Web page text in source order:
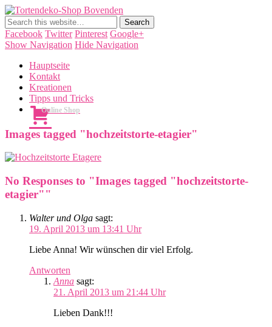
Tortendekorationen, Cake Pops, Macarons, Back-Workshops
Facebook Twitter Pinterest Google+
Show Navigation Hide Navigation
Hauptseite
Kontakt
Kreationen
Tipps und Tricks
Online Shop
Images tagged "hochzeitstorte-etagier"
No Responses to "Images tagged "hochzeitstorte-
etagier""
Walter und Olga sagt:
19. April 2013 um 13:41 Uhr
Liebe Anna! Wir wünschen dir viel Erfolg.
Antworten
Anna sagt:
21. April 2013 um 21:44 Uhr
Lieben Dank!!!